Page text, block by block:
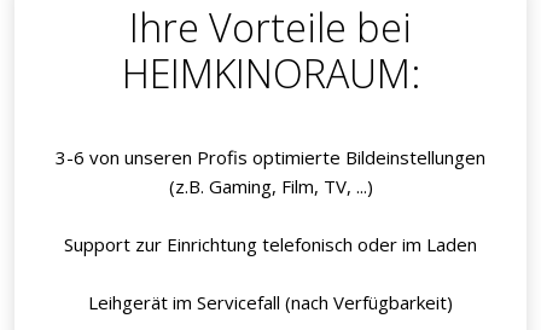
Ihre Vorteile bei
HEIMKINORAUM:
3-6 von unseren Profis optimierte Bildeinstellungen
(z.B. Gaming, Film, TV, ...)
Support zur Einrichtung telefonisch oder im Laden
Leihgerät im Servicefall (nach Verfügbarkeit)